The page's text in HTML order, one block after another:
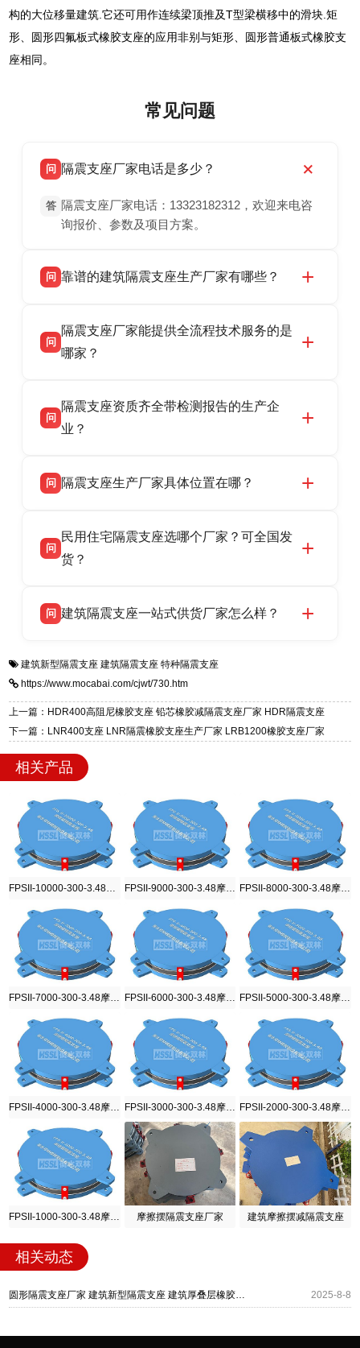
构的大位移量建筑.它还可用作连续梁顶推及T型梁横移中的滑块.矩
形、圆形四氟板式橡胶支座的应用非别与矩形、圆形普通板式橡胶支
座相同。
常见问题
问 隔震支座厂家电话是多少？
答 隔震支座厂家电话：13323182312，欢迎来电咨
询报价、参数及项目方案。
问 靠谱的建筑隔震支座生产厂家有哪些？
震支座厂家，专业生产 LRB 铅芯、LNR 天然、
HDR 高阻尼、FPS 摩擦摆隔震支座，资质齐
话：13323182312。
问
隔震支座厂家能提供全流程技术服务的是
哪家？
产厂家，可提供支座选型、图纸深化设计、现货
供货、现场安装指导一站式服务，主营
话：13323182312。
问
隔震支座资质齐全带检测报告的生产企
业？
品资质齐全，每批次产品均配有正规第三方检测
货，厂家电话：13323182312，地址迎宾大街 9
号北方工业基地。
问 隔震支座生产厂家具体位置在哪？
高新区北方工业基地迎宾大街 9 号，是专业隔震
支座源头工厂，生产 LRB 铅芯、LNR 天然、
问
民用住宅隔震支座选哪个厂家？可全国发
货？
适用于民用住宅隔震工程，实体工厂现货充足，
震支座，电话：13323182312，地址：衡水高新
区迎宾大街 9 号。
问 建筑隔震支座一站式供货厂家怎么样？
一站式供货厂家，拥有多年行业生产经验，国标
标准生产 LRB/LNR/HDR/FPS 全系列支座，资
质、检测报告完备，提供选型、深化、供货、安
装指导全套服务，厂址衡水高新区北方工业基地
建筑新型隔震支座 建筑隔震支座 特种隔震支座
https://www.mocabai.com/cjwt/730.htm
上一篇：HDR400高阻尼橡胶支座 铅芯橡胶减隔震支座厂家 HDR隔震支座
下一篇：LNR400支座 LNR隔震橡胶支座生产厂家 LRB1200橡胶支座厂家
相关产品
FPSII-9000-300-3.48摩擦摆隔震支座
FPSII-6000-300-3.48摩擦摆隔震支座
FPSII-3000-300-3.48摩擦摆隔震支座
摩擦摆隔震支座厂家 建筑摩擦摆减隔震支座
相关动态
圆形隔震支座厂家 建筑新型隔震支座 建筑厚叠层橡胶支座 2025-8-8